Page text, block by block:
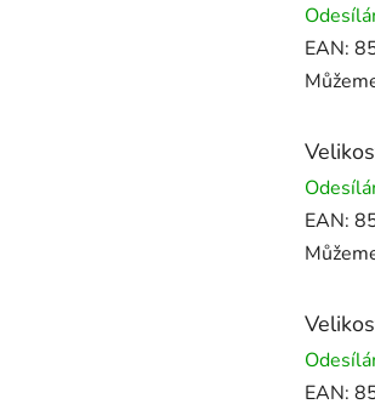
EAN:
EAN:
EAN: